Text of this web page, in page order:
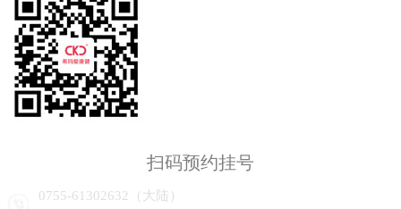
扫码预约挂号
0755-61302632（大陆）